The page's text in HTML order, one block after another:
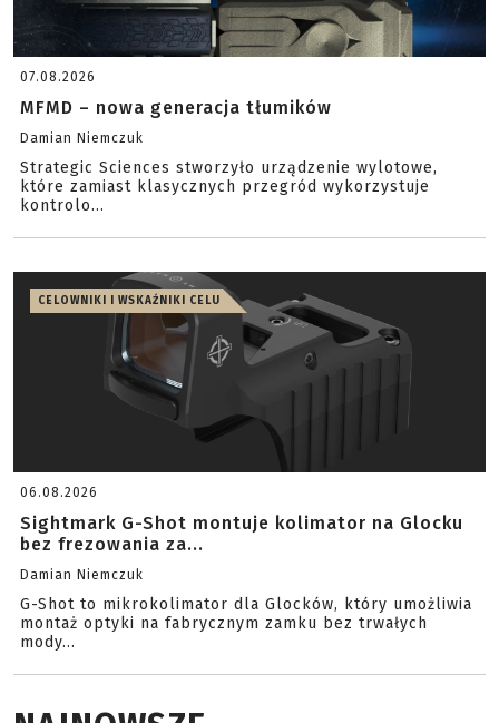
07.08.2026
MFMD – nowa generacja tłumików
Damian Niemczuk
Strategic Sciences stworzyło urządzenie wylotowe,
które zamiast klasycznych przegród wykorzystuje
kontrolo...
CELOWNIKI I WSKAŹNIKI CELU
06.08.2026
Sightmark G-Shot montuje kolimator na Glocku
bez frezowania za...
Damian Niemczuk
G-Shot to mikrokolimator dla Glocków, który umożliwia
montaż optyki na fabrycznym zamku bez trwałych
mody...